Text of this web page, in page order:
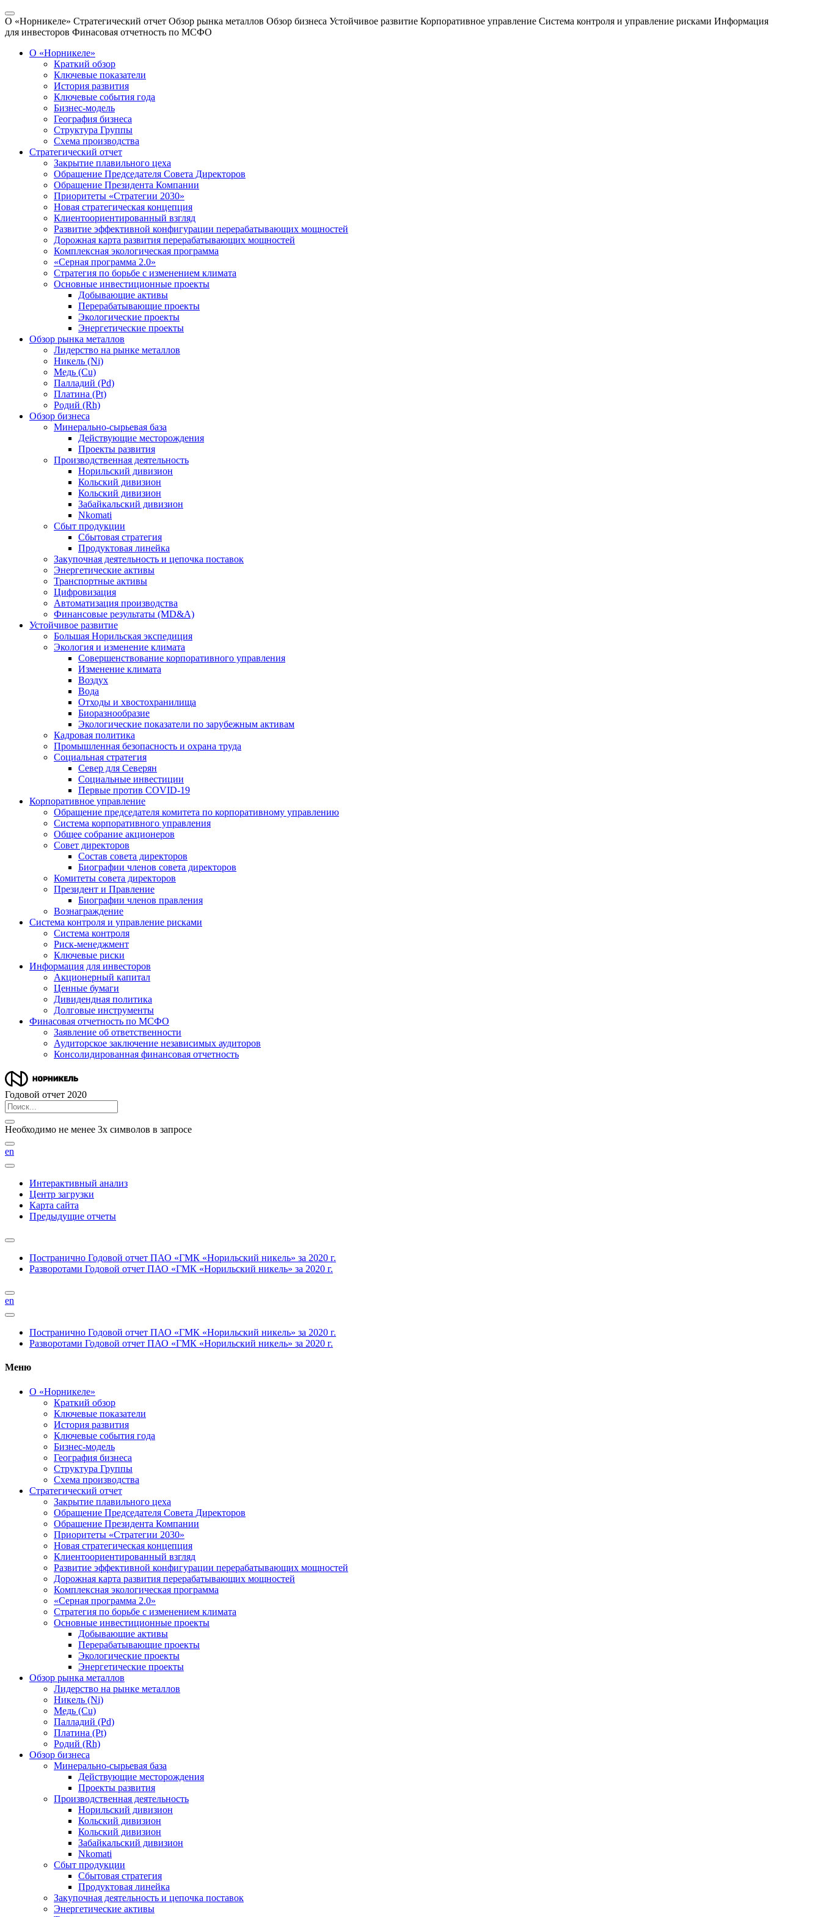
О «Норникеле» Стратегический отчет Обзор рынка металлов Обзор бизнеса Устойчивое развитие Корпоративное управление Система контроля и управление рисками Информация
для инвесторов Финасовая отчетность по МСФО
О «Норникеле»
Краткий обзор
Ключевые показатели
История развития
Ключевые события года
Бизнес-модель
География бизнеса
Структура Группы
Схема производства
Стратегический отчет
Закрытие плавильного цеха
Обращение Председателя Совета Директоров
Обращение Президента Компании
Приоритеты «Стратегии 2030»
Новая стратегическая концепция
Клиентоориентированный взгляд
Развитие эффективной конфигурации перерабатывающих мощностей
Дорожная карта развития перерабатывающих мощностей
Комплексная экологическая программа
«Серная программа 2.0»
Стратегия по борьбе с изменением климата
Основные инвестиционные проекты
Добывающие активы
Перерабатывающие проекты
Экологические проекты
Энергетические проекты
Обзор рынка металлов
Лидерство на рынке металлов
Никель (Ni)
Медь (Cu)
Палладий (Pd)
Платина (Pt)
Родий (Rh)
Обзор бизнеса
Минерально-сырьевая база
Действующие месторождения
Проекты развития
Производственная деятельность
Норильский дивизион
Кольский дивизион
Кольский дивизион
Забайкальский дивизион
Nkomati
Сбыт продукции
Сбытовая стратегия
Продуктовая линейка
Закупочная деятельность и цепочка поставок
Энергетические активы
Транспортные активы
Цифровизация
Автоматизация производства
Финансовые результаты (MD&A)
Устойчивое развитие
Большая Норильская экспедиция
Экология и изменение климата
Совершенствование корпоративного управления
Изменение климата
Воздух
Вода
Отходы и хвостохранилища
Биоразнообразие
Экологические показатели по зарубежным активам
Кадровая политика
Промышленная безопасность и охрана труда
Социальная стратегия
Север для Северян
Социальные инвестиции
Первые против COVID‑19
Корпоративное управление
Обращение председателя комитета по корпоративному управлению
Система корпоративного управления
Общее собрание акционеров
Совет директоров
Состав совета директоров
Биографии членов совета директоров
Комитеты совета директоров
Президент и Правление
Биографии членов правления
Вознаграждение
Система контроля и управление рисками
Система контроля
Риск-менеджмент
Ключевые риски
Информация для инвесторов
Акционерный капитал
Ценные бумаги
Дивидендная политика
Долговые инструменты
Финасовая отчетность по МСФО
Заявление об ответственности
Аудиторское заключение независимых аудиторов
Консолидированная финансовая отчетность
Годовой отчет 2020
Необходимо не менее 3х символов в запросе
en
Интерактивный анализ
Центр загрузки
Карта сайта
Предыдущие отчеты
Постранично Годовой отчет ПАО «ГМК «Норильский никель» за 2020 г.
Разворотами Годовой отчет ПАО «ГМК «Норильский никель» за 2020 г.
en
Постранично Годовой отчет ПАО «ГМК «Норильский никель» за 2020 г.
Разворотами Годовой отчет ПАО «ГМК «Норильский никель» за 2020 г.
Меню
О «Норникеле»
Краткий обзор
Ключевые показатели
История развития
Ключевые события года
Бизнес-модель
География бизнеса
Структура Группы
Схема производства
Стратегический отчет
Закрытие плавильного цеха
Обращение Председателя Совета Директоров
Обращение Президента Компании
Приоритеты «Стратегии 2030»
Новая стратегическая концепция
Клиентоориентированный взгляд
Развитие эффективной конфигурации перерабатывающих мощностей
Дорожная карта развития перерабатывающих мощностей
Комплексная экологическая программа
«Серная программа 2.0»
Стратегия по борьбе с изменением климата
Основные инвестиционные проекты
Добывающие активы
Перерабатывающие проекты
Экологические проекты
Энергетические проекты
Обзор рынка металлов
Лидерство на рынке металлов
Никель (Ni)
Медь (Cu)
Палладий (Pd)
Платина (Pt)
Родий (Rh)
Обзор бизнеса
Минерально-сырьевая база
Действующие месторождения
Проекты развития
Производственная деятельность
Норильский дивизион
Кольский дивизион
Кольский дивизион
Забайкальский дивизион
Nkomati
Сбыт продукции
Сбытовая стратегия
Продуктовая линейка
Закупочная деятельность и цепочка поставок
Энергетические активы